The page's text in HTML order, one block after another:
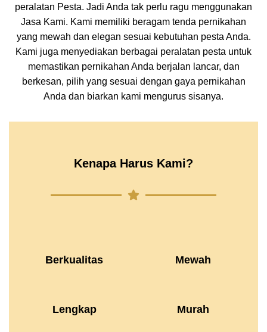
peralatan Pesta. Jadi Anda tak perlu ragu menggunakan
Jasa Kami. Kami memiliki beragam tenda pernikahan
yang mewah dan elegan sesuai kebutuhan pesta Anda.
Kami juga menyediakan berbagai peralatan pesta untuk
memastikan pernikahan Anda berjalan lancar, dan
berkesan, pilih yang sesuai dengan gaya pernikahan
Anda dan biarkan kami mengurus sisanya.
Kenapa Harus Kami?
Berkualitas Mewah
Lengkap Murah